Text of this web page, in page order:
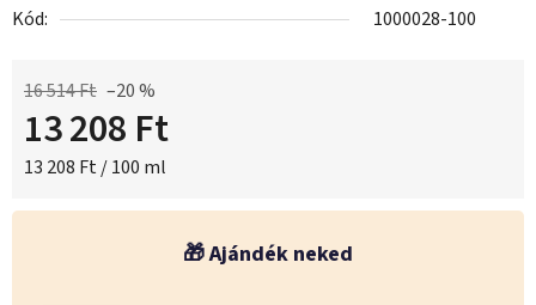
Kód:
1000028-100
16 514 Ft –20 %
13 208 Ft
Egységár:
13 208 Ft / 100 ml